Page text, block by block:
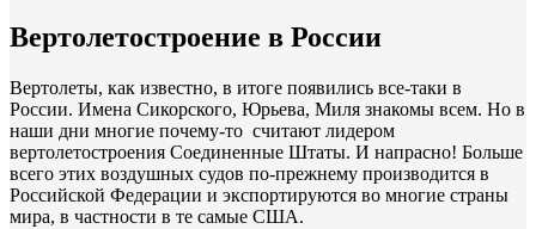
Вертолетостроение в России
Вертолеты, как известно, в итоге появились все-таки в
России. Имена Сикорского, Юрьева, Миля знакомы всем. Но в
наши дни многие почему-то считают лидером
вертолетостроения Соединенные Штаты. И напрасно! Больше
всего этих воздушных судов по-прежнему производится в
Российской Федерации и экспортируются во многие страны
мира, в частности в те самые США.